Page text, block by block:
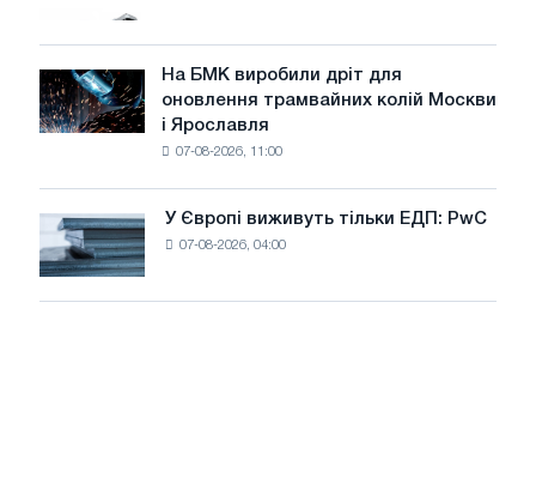
досягнення
цілей
декарбонізації
вантажівок
у
липні
На
БМК
виробили
трамвайних
колій
Москви
і
На БМК виробили дріт для
оновлення трамвайних колій Москви
і Ярославля
07-08-2026, 11:00
Європі
виживуть
тільки
У Європі виживуть тільки ЕДП: PwC
07-08-2026, 04:00